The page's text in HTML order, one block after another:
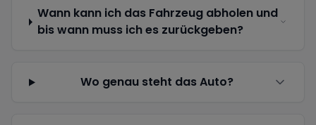
Wann kann ich das Fahrzeug abholen und
bis wann muss ich es zurückgeben?
Wo genau steht das Auto?